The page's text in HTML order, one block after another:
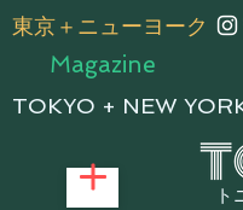
ト
​東京＋ニューヨーク
Magazine
TOKYO + NEW